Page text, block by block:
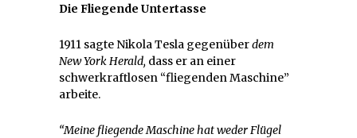
Die Fliegende Untertasse
1911 sagte Nikola Tesla gegenüberdem
New York Herald, dass er an einer
schwerkraftlosen “fliegenden Maschine”
arbeite.
“Meine fliegende Maschine hat weder Flügel